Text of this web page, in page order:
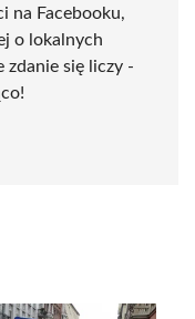
na Facebooku,
o lokalnych
zdanie się liczy -